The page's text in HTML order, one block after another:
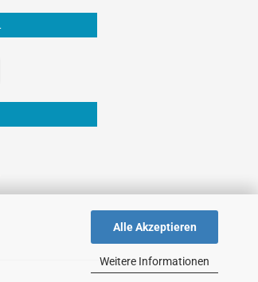
Alle Akzeptieren
Weitere Informationen